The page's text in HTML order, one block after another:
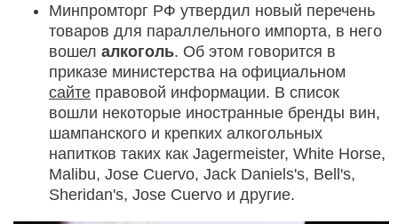
Минпромторг РФ утвердил новый перечень
товаров для параллельного импорта, в него
вошел алкоголь. Об этом говорится в
приказе министерства на официальном
сайте правовой информации. В список
вошли некоторые иностранные бренды вин,
шампанского и крепких алкогольных
напитков таких как Jagermeister, White Horse,
Malibu, Jose Cuervo, Jack Daniels's, Bell's,
Sheridan's, Jose Cuervo и другие.